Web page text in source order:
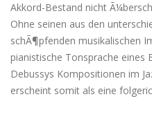
Akkord-Bestand nicht
Ohne seinen aus den
schÃ¶pfenden musikalischen
pianistische Tonsprache eines
Debussys Kompositionen im
erscheint somit als eine